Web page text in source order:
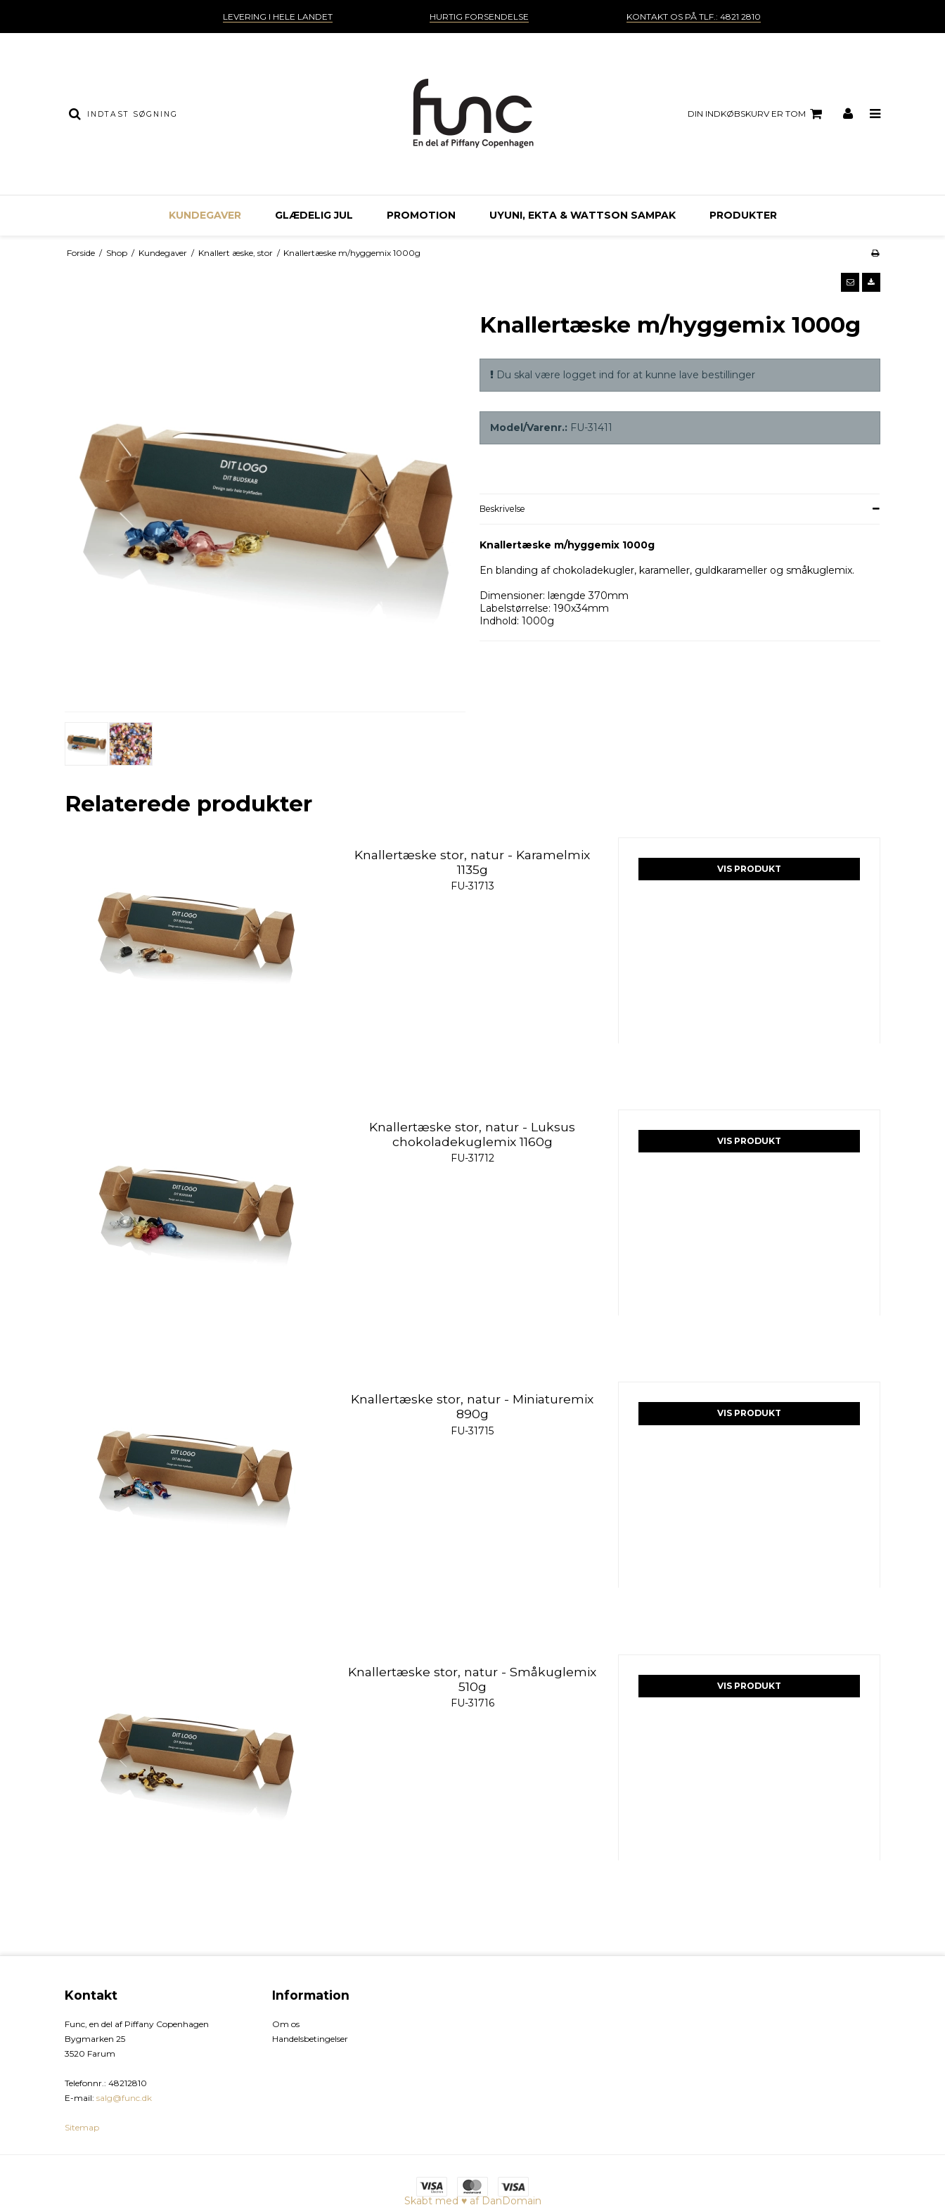
LEVERING I HELE LANDET HURTIG FORSENDELSE KONTAKT OS PÅ TLF.: 4821 2810
DIN INDKØBSKURV ER TOM
KUNDEGAVER GLÆDELIG JUL PROMOTION UYUNI, EKTA & WATTSON SAMPAK PRODUKTER
Forside / Shop / Kundegaver / Knallert æske, stor / Knallertæske m/hyggemix 1000g
Knallertæske m/hyggemix 1000g
Du skal være logget ind for at kunne lave bestillinger
Model/Varenr.: FU-31411
Beskrivelse
Knallertæske m/hyggemix 1000g
En blanding af chokoladekugler, karameller, guldkarameller og småkuglemix.
Dimensioner: længde 370mm
Labelstørrelse: 190x34mm
Indhold: 1000g
Relaterede produkter
Knallertæske stor, natur - Karamelmix
1135g
FU-31713
VIS PRODUKT
Knallertæske stor, natur - Luksus
chokoladekuglemix 1160g
FU-31712
VIS PRODUKT
Knallertæske stor, natur - Miniaturemix
890g
FU-31715
VIS PRODUKT
Knallertæske stor, natur - Småkuglemix
510g
FU-31716
VIS PRODUKT
Kontakt
Func, en del af Piffany Copenhagen
Bygmarken 25
3520 Farum
Telefonnr. : 48212810
E-mail: salg@func.dk
Sitemap
Information
Om os
Handelsbetingelser
Skabt med ♥ af DanDomain